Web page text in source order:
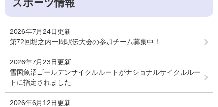
スポーツ情報
2026年7月24日更新
第72回堀之内一周駅伝大会の参加チーム募集中！
2026年7月23日更新
雪国魚沼ゴールデンサイクルルートがナショナルサイクルルー
トに指定されました
2026年6月12日更新